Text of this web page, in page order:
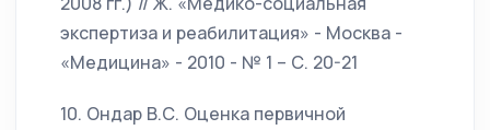
экспертиза и реабилитация» - Москва -
«Медицина» - 2010 - № 1 – С. 20-21
10. Ондар В.С. Оценка первичной